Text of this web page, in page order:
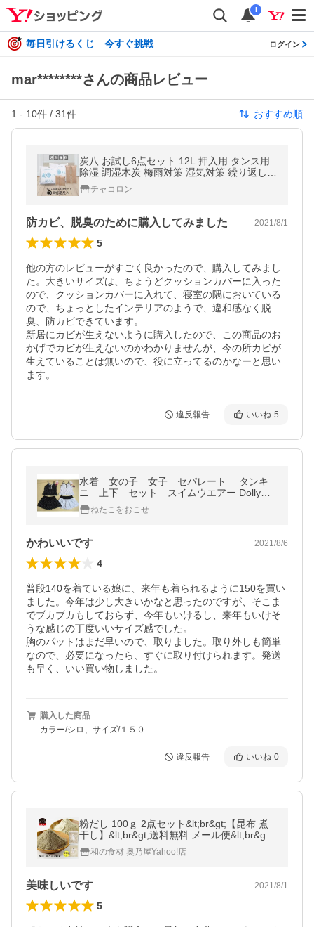
i
毎日引けるくじ 今すぐ挑戦 ログイン
mar********さんの商品レビュー
1 - 10件 / 31件 おすすめ順
炭八 お試し6点セット 12L 押入用 タンス用
除湿 調湿木炭 梅雨対策 湿気対策 繰り返し使
用 消臭 防カビ 防虫 除湿機 正規認定販売代
理店チャコロン
チャコロン
防カビ、脱臭のために購入してみました 2021/8/1
5
他の方のレビューがすごく良かったので、購入してみまし
た。大きいサイズは、ちょうどクッションカバーに入った
ので、クッションカバーに入れて、寝室の隅においている
ので、ちょっとしたインテリアのようで、違和感なく脱
臭、防カビできています。
新居にカビが生えないように購入したので、この商品のお
かげでカビが生えないのかわかりませんが、今の所カビが
生えていることは無いので、役に立ってるのかなーと思い
ます。
違反報告 いいね 5
水着 女の子 女子 セパレート タンキ
ニ 上下 セット スイムウエアー DollyRib
on 女児 ジュニア ガール ＵＶカット
140 150 160
ねたこをおこせ
かわいいです 2021/8/6
4
普段140を着ている娘に、来年も着られるように150を買い
ました。今年は少し大きいかなと思ったのですが、そこま
でブカブカもしておらず、今年もいけるし、来年もいけそ
うな感じの丁度いいサイズ感でした。
胸のパットはまだ早いので、取りました。取り外しも簡単
なので、必要になったら、すぐに取り付けられます。発送
も早く、いい買い物しました。
購入した商品
カラー/シロ、サイズ/１５０
違反報告 いいね 0
粉だし 100ｇ 2点セット&lt;br&gt;【昆布 煮
干し】&lt;br&gt;送料無料 メール便&lt;br&gt;
昆布粉 煮干し粉末&lt;br&gt;粉 粉末 セット
和の食材 奥乃屋Yahoo!店
美味しいです 2021/8/1
5